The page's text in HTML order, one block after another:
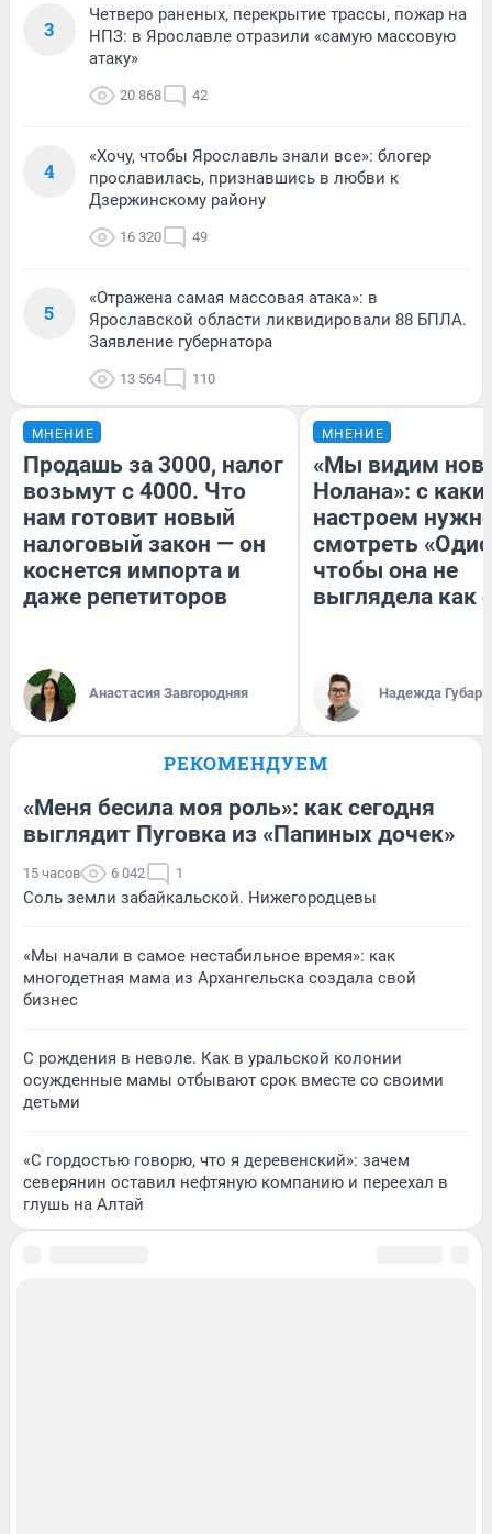
3
Четверо раненых, перекрытие трассы, пожар на
НПЗ: в Ярославле отразили «самую массовую
атаку»
20 868 42
4
«Хочу, чтобы Ярославль знали все»: блогер
прославилась, признавшись в любви к
Дзержинскому району
16 320 49
5
«Отражена самая массовая атака»: в
Ярославской области ликвидировали 88 БПЛА.
Заявление губернатора
13 564 110
МНЕНИЕ
Продашь за 3000, налог
возьмут с 4000. Что
нам готовит новый
налоговый закон — он
коснется импорта и
даже репетиторов
Анастасия Завгородняя
МНЕНИЕ
«Мы видим
Нолана»: с
настроем
смотреть
чтобы она не
выглядела как
Надежда Губарь
РЕКОМЕНДУЕМ
«Меня бесила моя роль»: как сегодня
выглядит Пуговка из «Папиных дочек»
15 часов 6 042 1
Соль земли забайкальской. Нижегородцевы
«Мы начали в самое нестабильное время»: как
многодетная мама из Архангельска создала свой
бизнес
С рождения в неволе. Как в уральской колонии
осужденные мамы отбывают срок вместе со своими
детьми
«С гордостью говорю, что я деревенский»: зачем
северянин оставил нефтяную компанию и переехал в
глушь на Алтай